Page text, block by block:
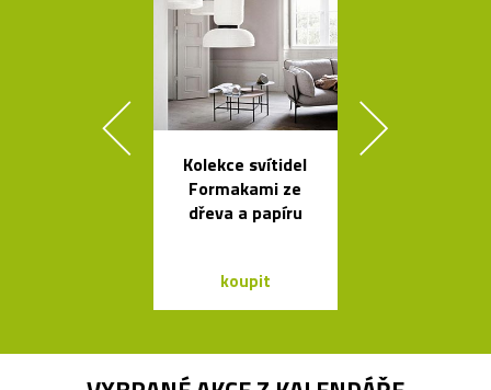
Kolekce svítidel
Formakami ze
dřeva a papíru
koupit